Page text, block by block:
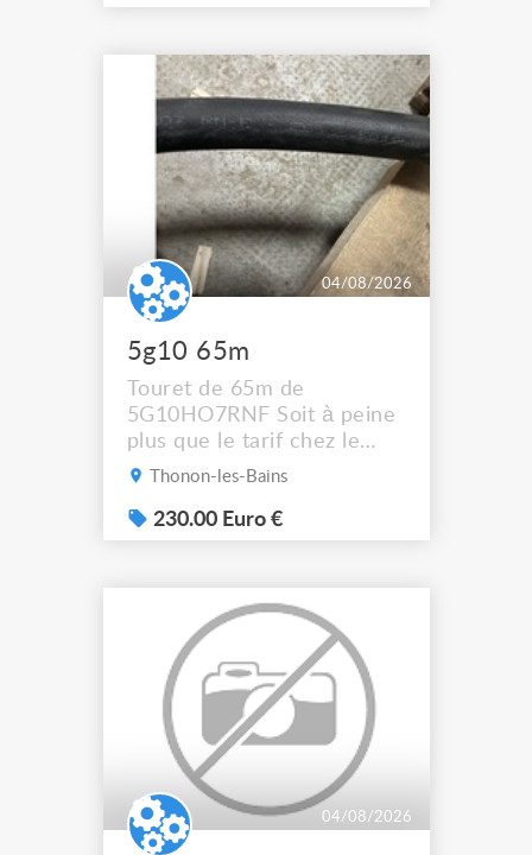
LEDs providing the
in any LED fixture
Incandescent-quality light
with low power
consumption The
permanence of a 50,000-
hour...
04/08/2026
5g10 65m
Touret de 65m de
5G10HO7RNF Soit à peine
plus que le tarif chez le
récupérateur Mais
sup sur demande ça ne
passe pas sur l’annonce
Thonon-les-Bains
230.00 Euro €
04/08/2026